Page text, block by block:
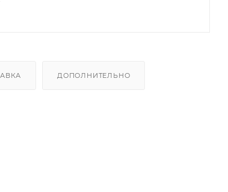
ДОПОЛНИТЕЛЬНО